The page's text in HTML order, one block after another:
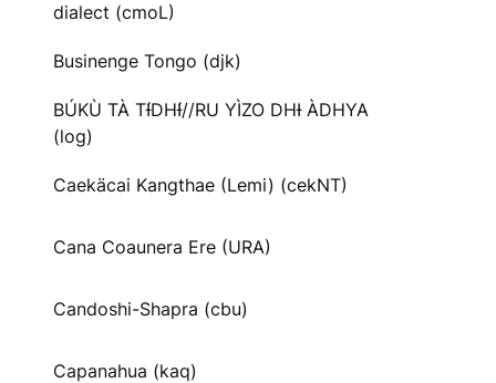
dialect (cmoL)
Businenge Tongo (djk)
BÚKÙ TÀ TƗ́DHƗ́//RU YÌZO DHƗ ÀDHYA
(log)
Caekäcai Kangthae (Lemi) (cekNT)
Cana Coaunera Ere (URA)
Candoshi-Shapra (cbu)
Capanahua (kaq)